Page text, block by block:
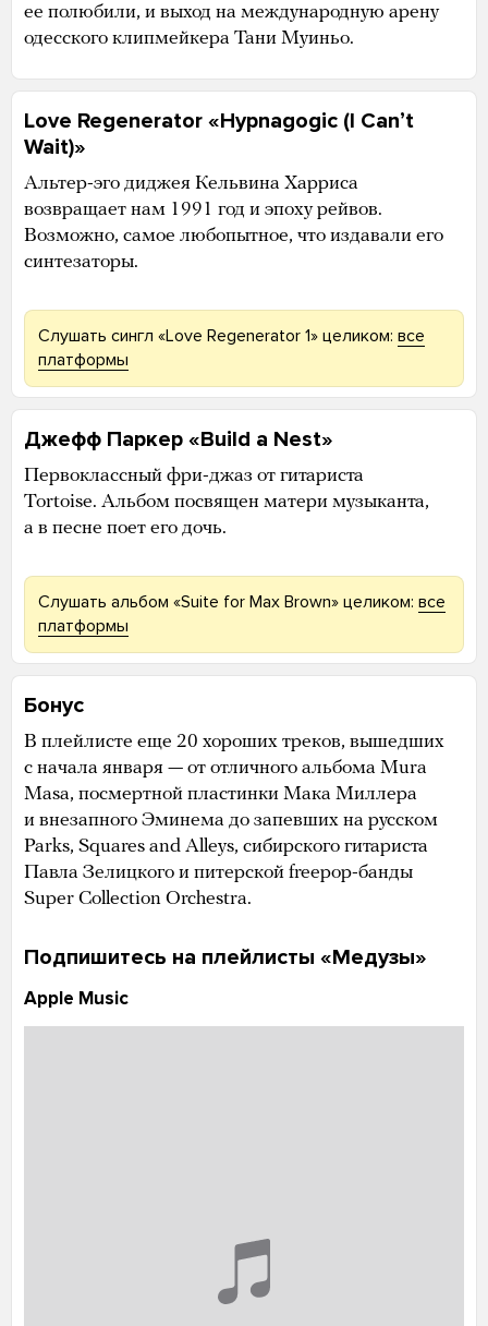
ее полюбили, и выход на международную арену
одесского клипмейкера Тани Муиньо.
Love Regenerator «Hypnagogic (I Canʼt
Wait)»
Альтер-эго диджея Кельвина Харриса
возвращает нам 1991 год и эпоху рейвов.
Возможно, самое любопытное, что издавали его
синтезаторы.
Слушать сингл «Love Regenerator 1» целиком: все
платформы
Джефф Паркер «Build a Nest»
Первоклассный фри-джаз от гитариста
Tortoise. Альбом посвящен матери музыканта,
а в песне поет его дочь.
Слушать альбом «Suite for Max Brown» целиком: все
платформы
Бонус
В плейлисте еще 20 хороших треков, вышедших
с начала января — от отличного альбома Mura
Masa, посмертной пластинки Мака Миллера
и внезапного Эминема до запевших на русском
Parks, Squares and Alleys, сибирского гитариста
Павла Зелицкого и питерской freepop-банды
Super Collection Orchestra.
Подпишитесь на плейлисты «Медузы»
Apple Music